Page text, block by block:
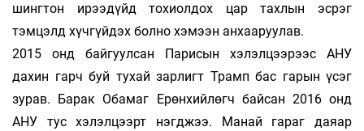
шинг­тон ирээдүйд тохиолдох цар тах­лын эс­рэг
тэмцэлд хүчгүйдэх болно хэмээн ан­хаа­руу­лав.
2015 онд байгуулсан Парисын хэлэлцээрээс АНУ
дахин гарч буй тухай зарлигт Трамп бас га­­рын үсэг
зурав. Барак Обамаг Ерөнхийлөгч бай­­сан 2016 онд
АНУ тус хэлэлцээрт нэгджээ. Ма­най гараг даяар